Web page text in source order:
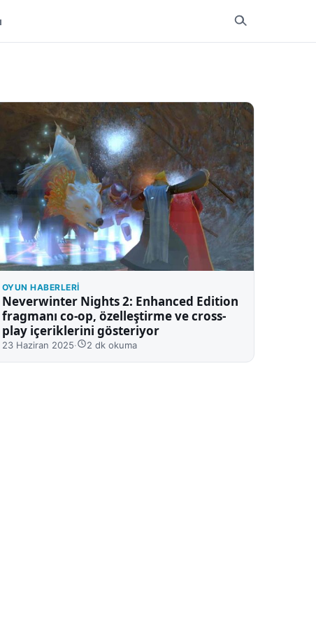
OYUN HABERLERI
Neverwinter Nights 2: Enhanced Edition
fragmanı co-op, özelleştirme ve cross-
play içeriklerini gösteriyor
23 Haziran 2025· 2 dk okuma